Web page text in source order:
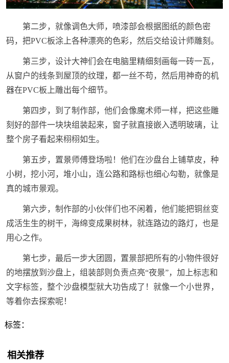
第二步，就像调色大师，喷漆部会根据图纸的颜色密
码，把PVC板涂上各种漂亮的色彩，然后交给设计师雕刻。
第三步，设计大神们会在电脑里精细刻画每一砖一瓦，
从窗户的线条到屋顶的纹理，都一丝不苟，然后用神奇的机
器在PVC板上雕出每个细节。
第四步，到了制作部，他们会像魔术师一样，把这些雕
刻好的部件一块块组装起来，窗子就直接嵌入透明玻璃，让
整个房子看起来栩栩如生。
第五步，置景师傅登场啦！他们在沙盘台上铺草皮，种
小树，挖小河，堆小山，连公路和路标也细心勾勒，就像是
真的城市景观。
第六步，制作部的小伙伴们也不闲着，他们能把铜丝变
成活生生的树干，海绵变成果树林，就连路边的路灯，也是
用心之作。
第七步，最后一步大团圆，置景部把所有的小物件很好
的地摆放到沙盘上，组装部则负责点亮“夜景”，加上标志和
文字标签，整个沙盘模型就大功告成了！就像一个小世界，
等着你去探索呢！
标签：
相关推荐